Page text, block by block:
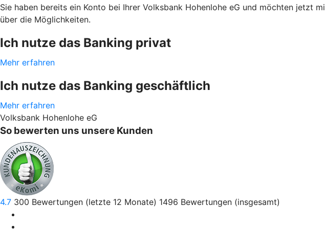
Sie haben bereits ein Konto bei Ihrer Volksbank Hohenlohe eG und möchten jetzt
über die Möglichkeiten.
Ich nutze das Banking privat
Mehr erfahren
Ich nutze das Banking geschäftlich
Mehr erfahren
Volksbank Hohenlohe eG
So bewerten uns unsere Kunden
4.7 300 Bewertungen (letzte 12 Monate) 1496 Bewertungen (insgesamt)